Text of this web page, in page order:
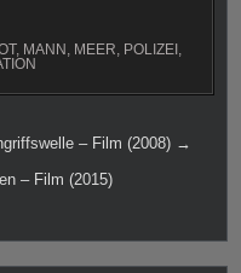
, MANN , MEER, POLIZEI ,
– Film (2008) →
– Film (2015)